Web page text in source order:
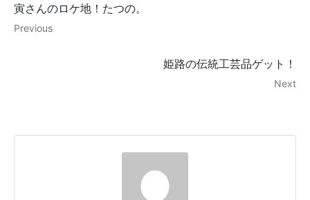
寅さんのロケ地！たつの。
Previous
姫路の伝統工芸品ゲット！
Next